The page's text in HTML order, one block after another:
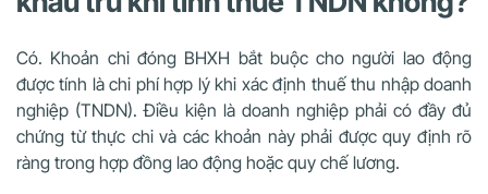
Có. Khoản chi đóng BHXH bắt buộc cho người lao động
được tính là chi phí hợp lý khi xác định thuế thu nhập doanh
nghiệp (TNDN). Điều kiện là doanh nghiệp phải có đầy đủ
chứng từ thực chi và các khoản này phải được quy định rõ
ràng trong hợp đồng lao động hoặc quy chế lương.